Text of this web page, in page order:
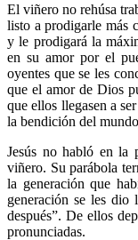
El viñero no rehúsa
listo a prodigarle más
y le prodigará la
en su amor por el
oyentes que se les
que el amor de Dios
que ellos llegasen a
la bendición del
Jesús no habló en la
viñero. Su parábola
la generación que
generación se les dio
después”. De ellos
pronunciadas.